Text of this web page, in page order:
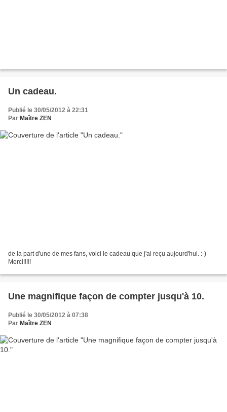
Un cadeau.
Publié le 30/05/2012 à 22:31
Par Maître ZEN
de la part d'une de mes fans, voici le cadeau que j'ai reçu aujourd'hui. :-)
Merci!!!!!
Une magnifique façon de compter jusqu'à 10.
Publié le 30/05/2012 à 07:38
Par Maître ZEN